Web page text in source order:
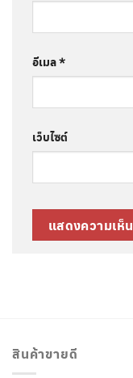
อีเมล*
เว็บไซต์
สินค้าขายดี